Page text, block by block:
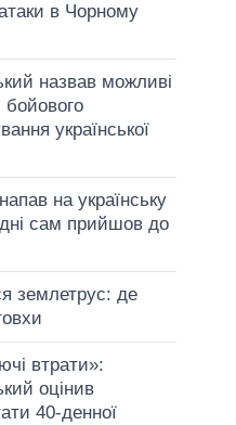
в Чорному
назвав можливі
бойового
української
на українську
сам прийшов до
землетрус: де
втрати»:
оцінив
40-денної